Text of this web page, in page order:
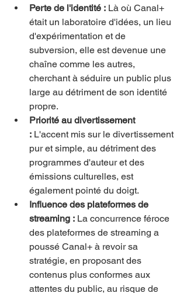
Perte de l'identité : Là où Canal+
était un laboratoire d'idées, un lieu
d'expérimentation et de
subversion, elle est devenue une
chaîne comme les autres,
cherchant à séduire un public plus
large au détriment de son identité
propre.
Priorité au divertissement
: L'accent mis sur le divertissement
pur et simple, au détriment des
programmes d'auteur et des
émissions culturelles, est
également pointé du doigt.
Influence des plateformes de
streaming : La concurrence féroce
des plateformes de streaming a
poussé Canal+ à revoir sa
stratégie, en proposant des
contenus plus conformes aux
attentes du public, au risque de